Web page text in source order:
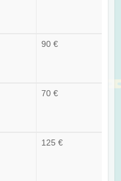
90 €
70 €
125 €